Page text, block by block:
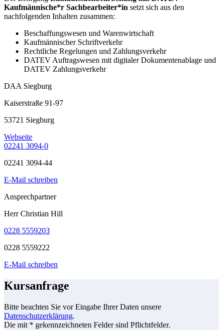
Kaufmännische*r Sachbearbeiter*in setzt sich aus den
nachfolgenden Inhalten zusammen:
Beschaffungswesen und Warenwirtschaft
Kaufmännischer Schriftverkehr
Rechtliche Regelungen und Zahlungsverkehr
DATEV Auftragswesen mit digitaler Dokumentenablage und
DATEV Zahlungsverkehr
DAA Siegburg
Kaiserstraße 91-97
53721 Siegburg
Webseite
02241 3094-0
02241 3094-44
E-Mail schreiben
Ansprechpartner
Herr Christian Hill
0228 5559203
0228 5559222
E-Mail schreiben
Kursanfrage
Bitte beachten Sie vor Eingabe Ihrer Daten unsere
Datenschutzerklärung.
Die mit * gekennzeichneten Felder sind Pflichtfelder.